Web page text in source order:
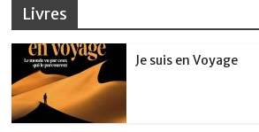
Livres
Je suis en Voyage